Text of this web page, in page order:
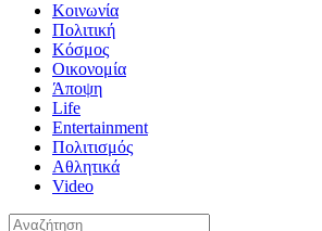
Κοινωνία
Πολιτική
Κόσμος
Οικονομία
Άποψη
Life
Entertainment
Πολιτισμός
Αθλητικά
Video